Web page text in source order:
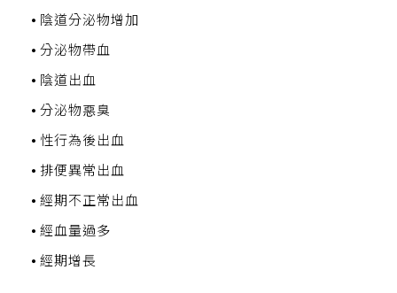
陰道分泌物增加
分泌物帶血
陰道出血
分泌物惡臭
性行為後出血
排便異常出血
經期不正常出血
經血量過多
經期增長